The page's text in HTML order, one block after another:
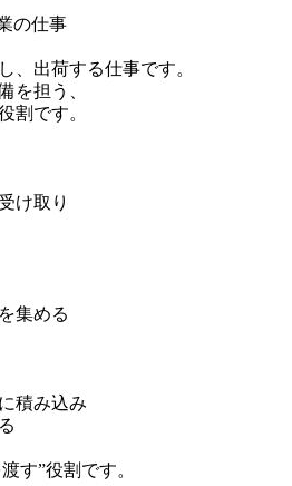
の仕事
、出荷する仕事です。
を担う、
割です。
け取り
集める
積み込み
す”役割です。